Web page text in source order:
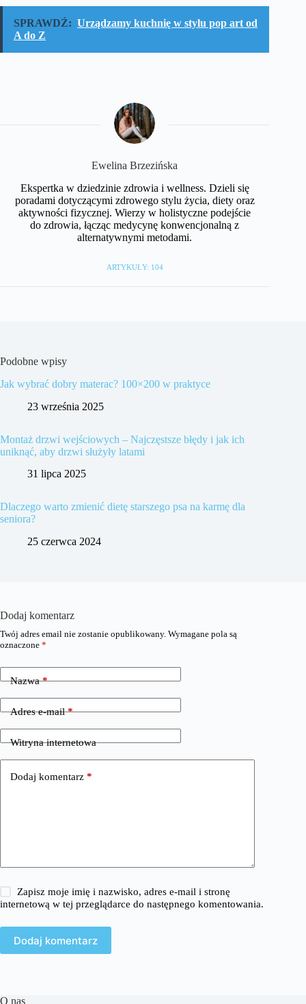
SPRAWDŹ: Urządzamy kuchnię w stylu pop art od
A do Z
Ewelina Brzezińska
Ekspertka w dziedzinie zdrowia i wellness. Dzieli się
poradami dotyczącymi zdrowego stylu życia, diety oraz
aktywności fizycznej. Wierzy w holistyczne podejście
do zdrowia, łącząc medycynę konwencjonalną z
alternatywnymi metodami.
ARTYKUŁY: 104
Podobne wpisy
Jak wybrać dobry materac? 100×200 w praktyce
23 września 2025
Montaż drzwi wejściowych – Najczęstsze błędy i jak ich
uniknąć, aby drzwi służyły latami
31 lipca 2025
Dlaczego warto zmienić dietę starszego psa na karmę dla
seniora?
25 czerwca 2024
Dodaj komentarz
Twój adres email nie zostanie opublikowany. Wymagane pola są
oznaczone *
Nazwa*
Adres e-mail*
Witryna internetowa
Dodaj komentarz *
Zapisz moje imię i nazwisko, adres e-mail i stronę
internetową w tej przeglądarce do następnego komentowania.
Dodaj komentarz
O nas